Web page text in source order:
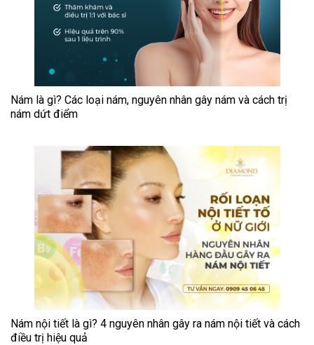
Nám là gì? Các loại nám, nguyên nhân gây nám và cách trị
nám dứt điểm
Nám nội tiết là gì? 4 nguyên nhân gây ra nám nội tiết và cách
điều trị hiệu quả